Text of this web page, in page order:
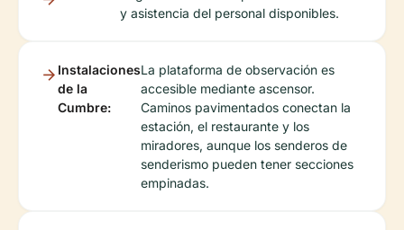
y asistencia del personal disponibles.
Instalaciones
de la
Cumbre:
La plataforma de observación es
accesible mediante ascensor.
Caminos pavimentados conectan la
estación, el restaurante y los
miradores, aunque los senderos de
senderismo pueden tener secciones
empinadas.